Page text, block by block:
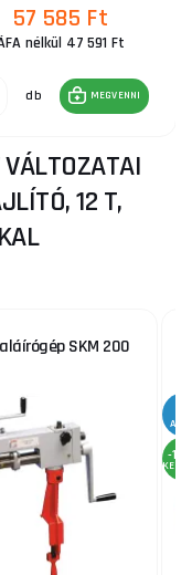
57 585 Ft
nélkül 47 591 Ft
db MEGVENNI
12 T,
SKM 200
-15